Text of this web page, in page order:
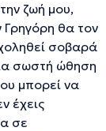
ζωή μου,
Γρηγόρη θα τον
σοβαρά
σωστή ώθηση
μπορεί να
έχεις
σε